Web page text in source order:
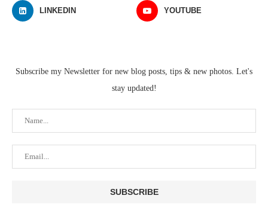
LINKEDIN YOUTUBE
Subscribe my Newsletter for new blog posts, tips & new photos. Let's
stay updated!